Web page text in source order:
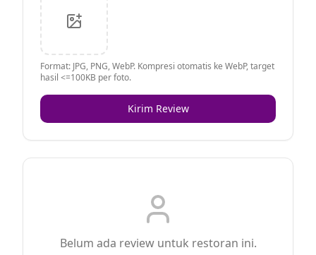
Format: JPG, PNG, WebP. Kompresi otomatis ke WebP, target
hasil <=100KB per foto.
Kirim Review
Belum ada review untuk restoran ini.